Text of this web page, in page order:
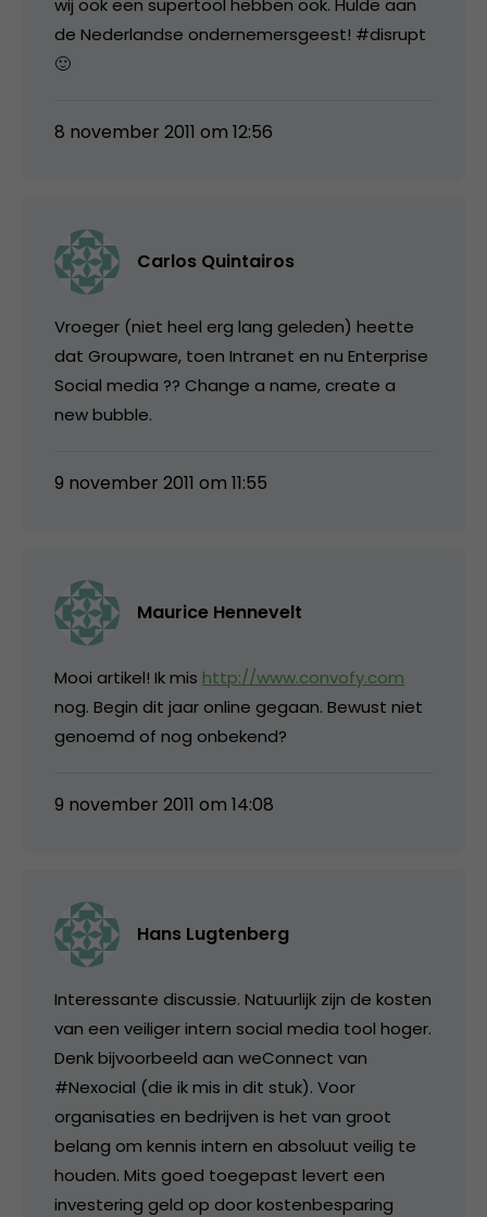
wij ook een supertool hebben ook. Hulde aan
de Nederlandse ondernemersgeest! #disrupt
🙂
8 november 2011 om 12:56
Carlos Quintairos
Vroeger (niet heel erg lang geleden) heette
dat Groupware, toen Intranet en nu Enterprise
Social media ?? Change a name, create a
new bubble.
9 november 2011 om 11:55
Maurice Hennevelt
Mooi artikel! Ik mis http://www.convofy.com
nog. Begin dit jaar online gegaan. Bewust niet
genoemd of nog onbekend?
9 november 2011 om 14:08
Hans Lugtenberg
Interessante discussie. Natuurlijk zijn de kosten
van een veiliger intern social media tool hoger.
Denk bijvoorbeeld aan weConnect van
#Nexocial (die ik mis in dit stuk). Voor
organisaties en bedrijven is het van groot
belang om kennis intern en absoluut veilig te
houden. Mits goed toegepast levert een
investering geld op door kostenbesparing